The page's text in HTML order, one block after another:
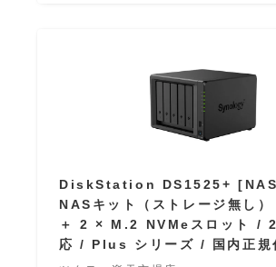
DiskStation DS1525+ [NAS
NASキット（ストレージ無し
＋ 2 × M.2 NVMeスロット /
応 / Plus シリーズ / 国内正規